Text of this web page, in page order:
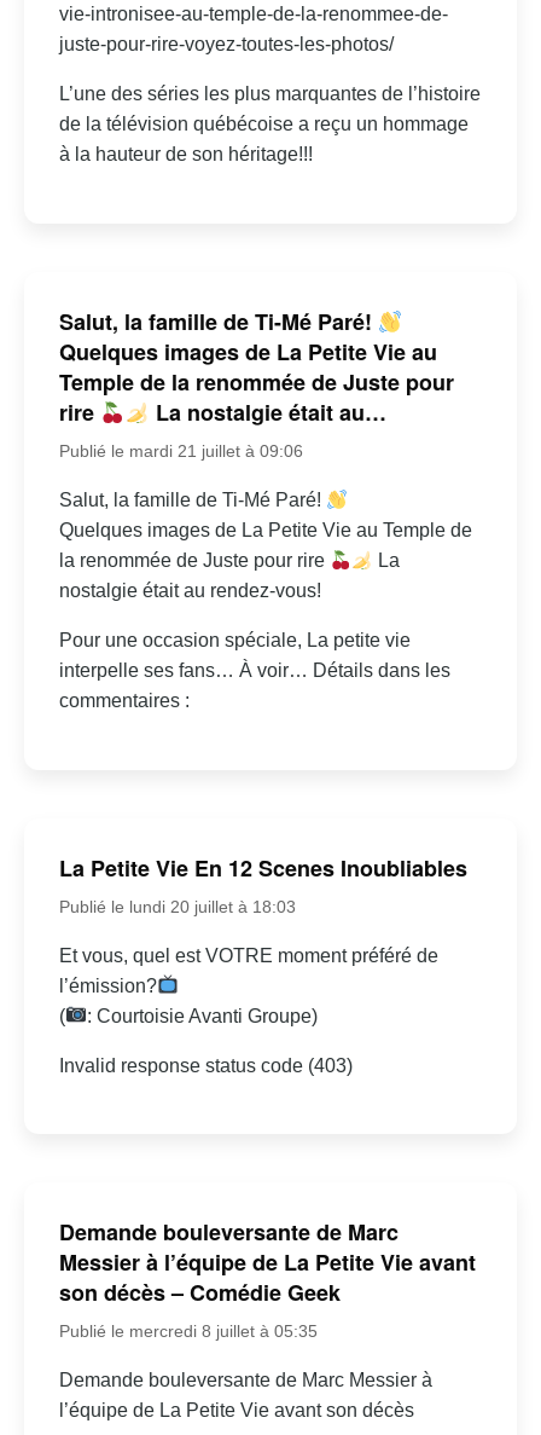
vie-intronisee-au-temple-de-la-renommee-de-
juste-pour-rire-voyez-toutes-les-photos/
L’une des séries les plus marquantes de l’histoire
de la télévision québécoise a reçu un hommage
à la hauteur de son héritage!!!
Salut, la famille de Ti-Mé Paré!
Quelques images de La Petite Vie au
Temple de la renommée de Juste pour
rire
La nostalgie était au…
Publié le mardi 21 juillet à 09:06
Salut, la famille de Ti-Mé Paré!
Quelques images de La Petite Vie au Temple de
la renommée de Juste pour rire
La
nostalgie était au rendez-vous!
Pour une occasion spéciale, La petite vie
interpelle ses fans… À voir… Détails dans les
commentaires :
La Petite Vie En 12 Scenes Inoubliables
Publié le lundi 20 juillet à 18:03
Et vous, quel est VOTRE moment préféré de
l’émission?
(
: Courtoisie Avanti Groupe)
Invalid response status code (403)
Demande bouleversante de Marc
Messier à l’équipe de La Petite Vie avant
son décès – Comédie Geek
Publié le mercredi 8 juillet à 05:35
Demande bouleversante de Marc Messier à
l’équipe de La Petite Vie avant son décès